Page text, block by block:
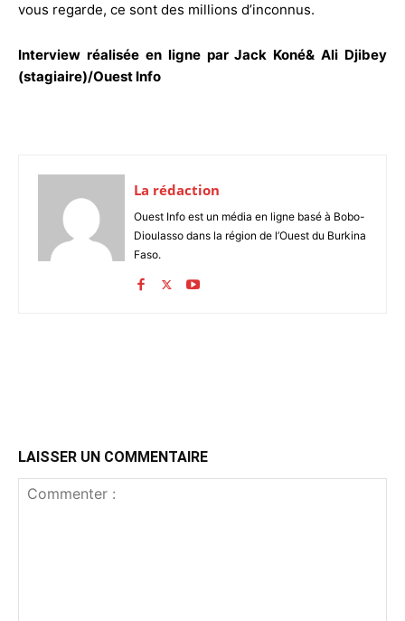
vous regarde, ce sont des millions d’inconnus.
Interview réalisée en ligne par Jack Koné& Ali Djibey
(stagiaire)/Ouest Info
La rédaction
Ouest Info est un média en ligne basé à Bobo-
Dioulasso dans la région de l’Ouest du Burkina
Faso.
LAISSER UN COMMENTAIRE